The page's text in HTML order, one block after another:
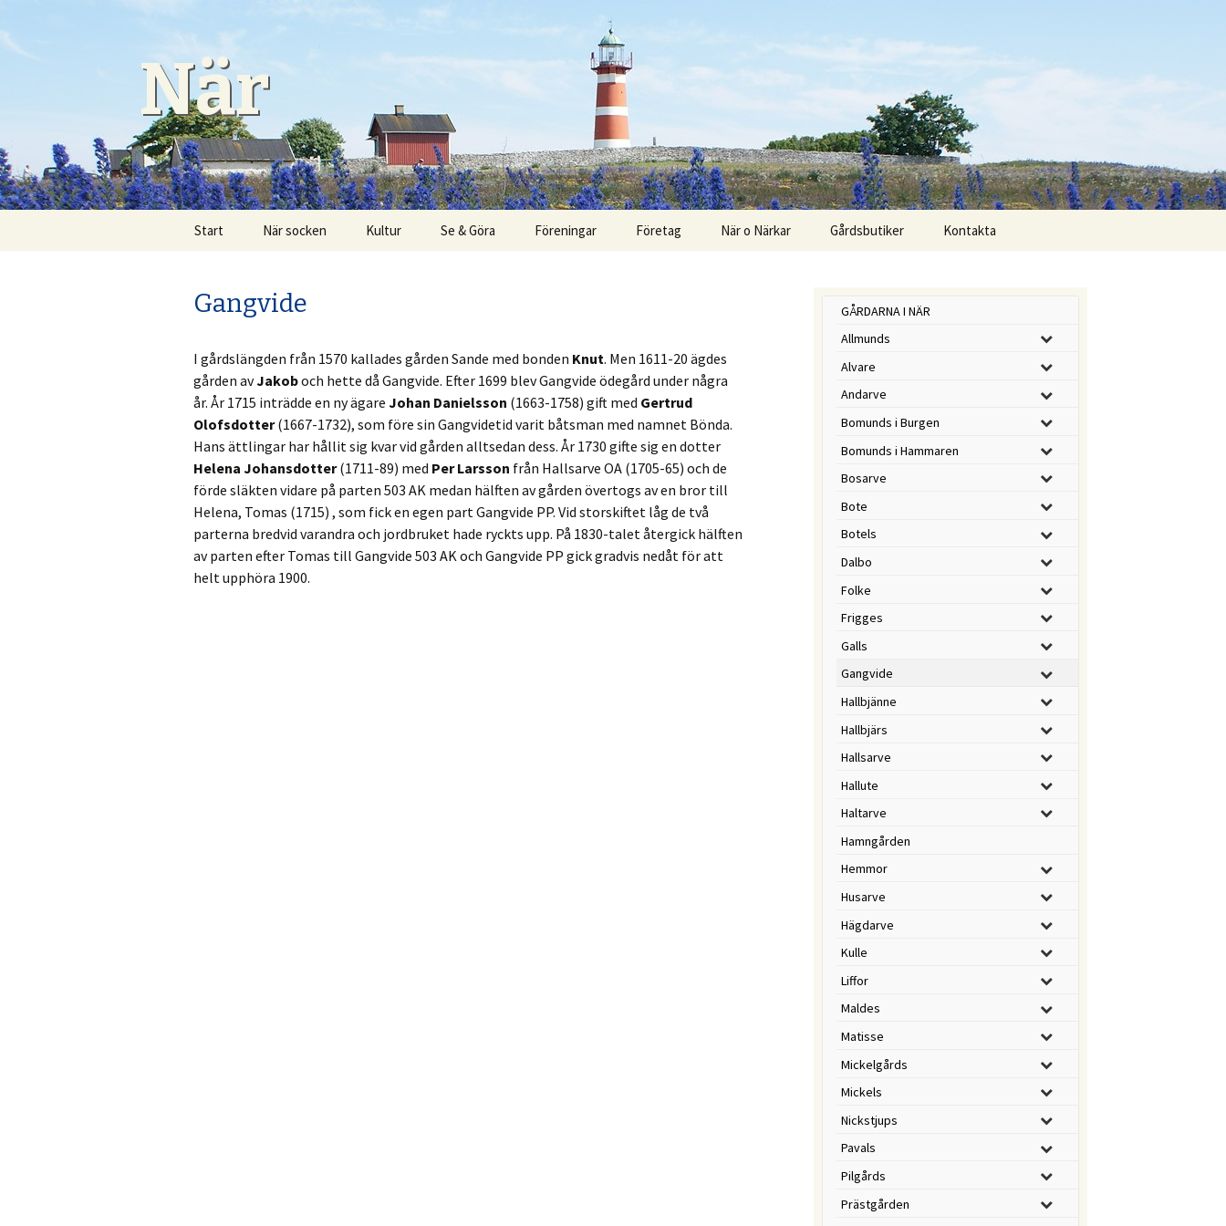
När
Start När socken
Fiskelägen
Fornlämningar
Historia
Kvarnar
Linnéstigen
När sockenförening
Närs kyrka
Kultur
När Bio
Närsakarscen
Se & Göra
Fågelskådning
Fiske i Närsån
Golf
Närleden
Padel & Tennis
Service
Föreningar Företag När o Närkar Gårdsbutiker Kontakta
Gangvide
I gårdslängden från 1570 kallades gården Sande med bonden Knut. Men 1611-20 ägdes
gården avJakoboch hette då Gangvide. Efter 1699 blev Gangvide ödegård under några
år. År 1715 inträdde en ny ägare Johan Danielsson (1663-1758) gift med Gertrud
Olofsdotter(1667-1732), som före sin Gangvidetid varit båtsman med namnet Bönda.
Hans ättlingar har hållit sig kvar vid gården alltsedan dess. År 1730 gifte sig en dotter
Helena Johansdotter(1711-89) med Per Larsson från Hallsarve OA (1705-65) och de
förde släkten vidare på parten 503 AK medan hälften av gården övertogs av en bror till
Helena, Tomas (1715) , som fick en egen part Gangvide PP. Vid storskiftet låg de två
parterna bredvid varandra och jordbruket hade ryckts upp. På 1830-talet återgick hälften
av parten efter Tomas till Gangvide 503 AK och Gangvide PP gick gradvis nedåt för att
helt upphöra 1900.
GÅRDARNA I NÄR
Allmunds
Alvare
Andarve
Bomunds i Burgen
Bomunds i Hammaren
Bosarve
Bote
Botels
Dalbo
Folke
Frigges
Galls
Gangvide
Hallbjänne
Hallbjärs
Hallsarve
Hallute
Haltarve
Hamngården
Hemmor
Husarve
Hägdarve
Kulle
Liffor
Maldes
Matisse
Mickelgårds
Mickels
Nickstjups
Pavals
Pilgårds
Prästgården